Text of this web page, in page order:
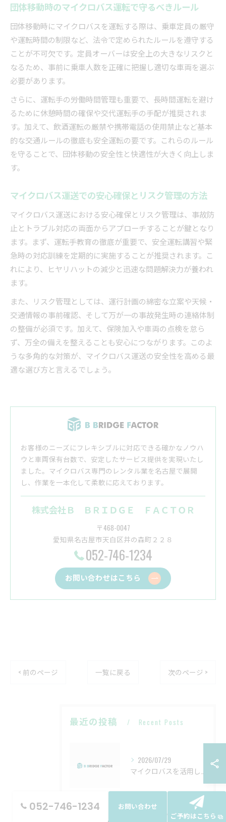
団体移動時のマイクロバス運転で守るべきルール
団体移動時にマイクロバスを運転する際は、乗車定員の厳守
や運転時間の制限など、法令で定められたルールを遵守する
ことが不可欠です。定員オーバーは安全上の大きなリスクと
なるため、事前に乗車人数を正確に把握し適切な車両を選ぶ
必要があります。
さらに、運転手の労働時間管理も重要で、長時間運転を避け
るために休憩時間の確保や交代運転手の手配が推奨されま
す。加えて、飲酒運転の厳禁や携帯電話の使用禁止など基本
的な交通ルールの徹底も安全運転の要です。これらのルール
を守ることで、団体移動の安全性と快適性が大きく向上しま
す。
マイクロバス運送での安心確保とリスク管理の方法
マイクロバス運送における安心確保とリスク管理は、事故防
止とトラブル対応の両面からアプローチすることが鍵となり
ます。まず、運転手教育の徹底が重要で、安全運転講習や緊
急時の対応訓練を定期的に実施することが推奨されます。こ
れにより、ヒヤリハットの減少と迅速な問題解決力が養われ
ます。
また、リスク管理としては、運行計画の綿密な立案や天候・
交通情報の事前確認、そして万が一の事故発生時の連絡体制
の整備が必須です。加えて、保険加入や車両の点検を怠ら
ず、万全の備えを整えることも安心につながります。このよ
うな多角的な対策が、マイクロバス運送の安全性を高める最
適な選び方と言えるでしょう。
お客様のニーズにフレキシブルに対応できる確かなノウハ
ウと車両保有台数で、安定したサービス提供を実現いたし
ました。マイクロバス専門のレンタル業を名古屋で展開
し、作業を一本化して柔軟に応えております。
株式会社Ｂ ＢＲＩＤＧＥ ＦＡＣＴＯＲ
〒468-0047
愛知県名古屋市天白区井の森町２２８
052-746-1234
お問い合わせはこちら
< 前のページ 一覧に戻る 次のページ >
最近の投稿 Recent Posts
2026/07/29
2026/07/22
052-746-1234
お問い合わせ
ご予約はこちら